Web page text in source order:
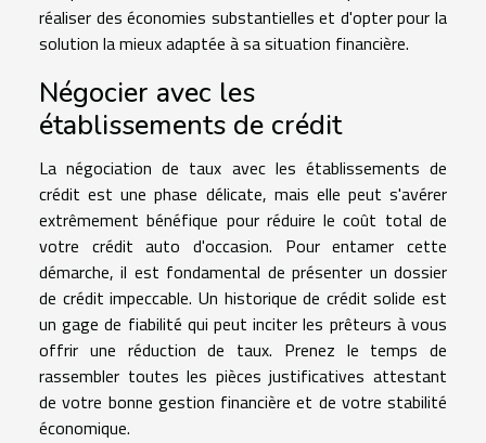
réaliser des économies substantielles et d'opter pour la
solution la mieux adaptée à sa situation financière.
Négocier avec les
établissements de crédit
La négociation de taux avec les établissements de
crédit est une phase délicate, mais elle peut s'avérer
extrêmement bénéfique pour réduire le coût total de
votre crédit auto d'occasion. Pour entamer cette
démarche, il est fondamental de présenter un dossier
de crédit impeccable. Un historique de crédit solide est
un gage de fiabilité qui peut inciter les prêteurs à vous
offrir une réduction de taux. Prenez le temps de
rassembler toutes les pièces justificatives attestant
de votre bonne gestion financière et de votre stabilité
économique.